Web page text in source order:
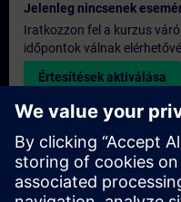
Jelenleg nincsenek
Iratkozzon fel a kurzus
időpontok válnak
Értesítések aktiválása
Egyedi árajánlat
Ha szüksége van a
árajánlatra – például a